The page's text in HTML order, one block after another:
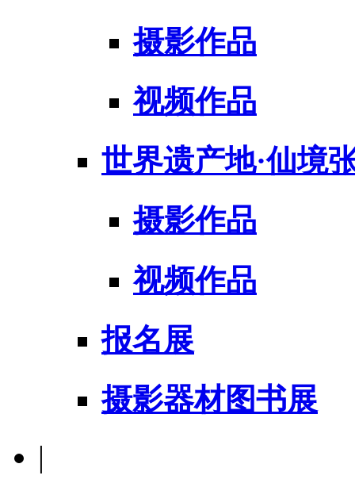
摄影作品
视频作品
世界遗产地·仙境
摄影作品
视频作品
报名展
摄影器材图书展
|